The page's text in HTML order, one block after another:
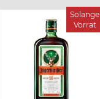
Solange
Vorrat